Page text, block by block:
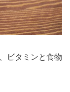
ビタミンと食物